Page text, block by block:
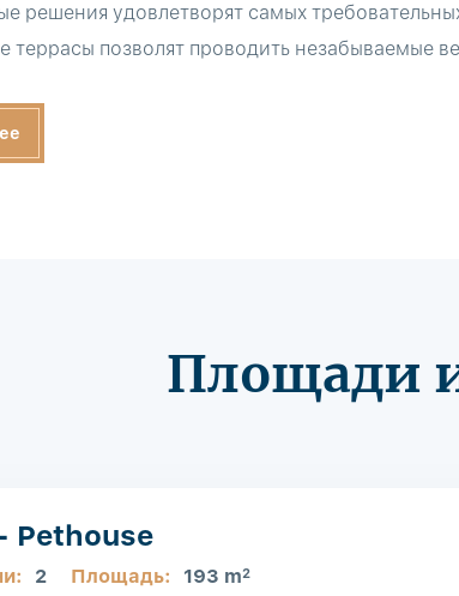
решения удовлетворят самых
террасы позволят проводить незабываемые
Площади
Pethouse
2 Площадь: 193 m2